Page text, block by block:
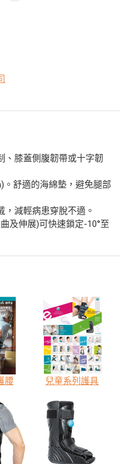
、膝蓋側腹韌帶或十字韌
舒適的海綿墊，避免腿部
減輕病患穿脫不適。
及伸展)可快速鎖定-10°至
腰 兒童系列護具